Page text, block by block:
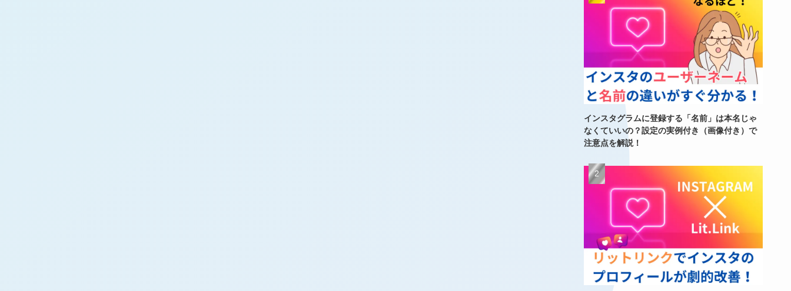
インスタグラムに登録する「名前」は本名じゃ
なくていいの？設定の実例付き（画像付き）で
注意点を解説！